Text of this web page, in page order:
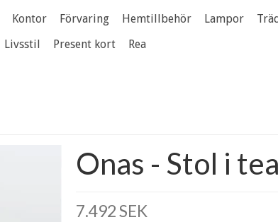
Kontor Förvaring Hemtillbehör Lampor
Livsstil
Present kort Rea
Onas - Stol i
7.492 SEK